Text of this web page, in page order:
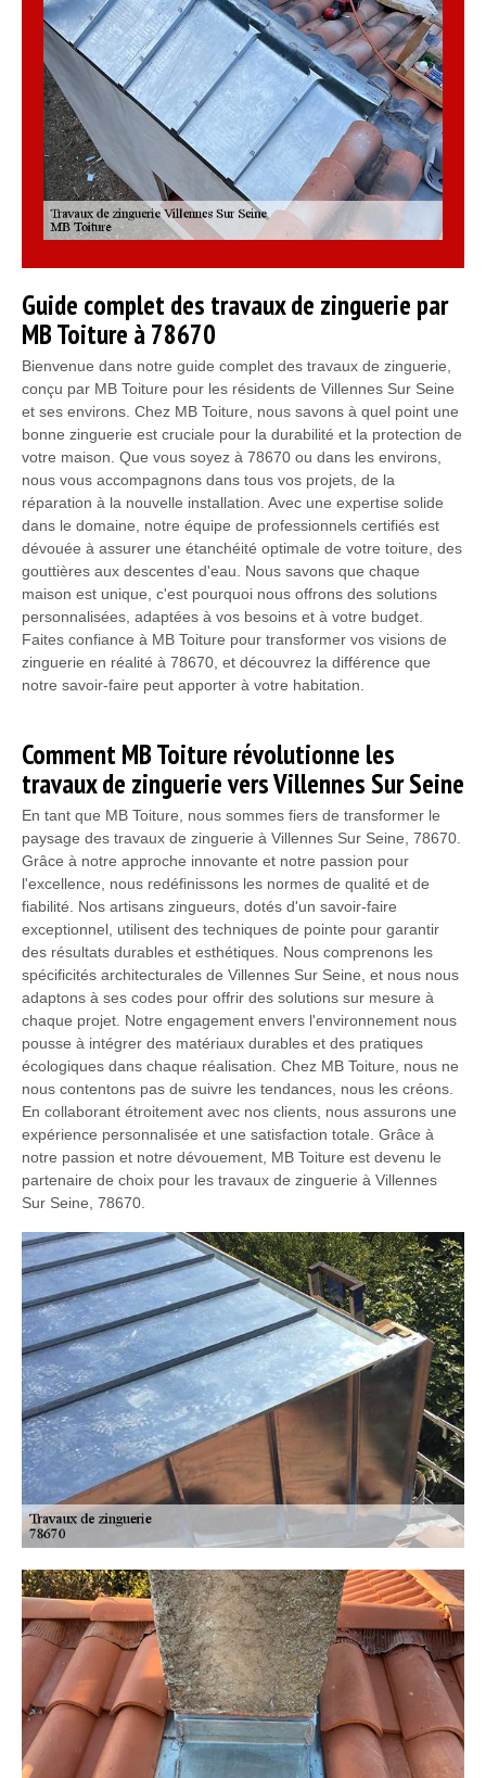
Guide complet des travaux de zinguerie par
MB Toiture à 78670
Bienvenue dans notre guide complet des travaux de zinguerie,
conçu par MB Toiture pour les résidents de Villennes Sur Seine
et ses environs. Chez MB Toiture, nous savons à quel point une
bonne zinguerie est cruciale pour la durabilité et la protection de
votre maison. Que vous soyez à 78670 ou dans les environs,
nous vous accompagnons dans tous vos projets, de la
réparation à la nouvelle installation. Avec une expertise solide
dans le domaine, notre équipe de professionnels certifiés est
dévouée à assurer une étanchéité optimale de votre toiture, des
gouttières aux descentes d'eau. Nous savons que chaque
maison est unique, c'est pourquoi nous offrons des solutions
personnalisées, adaptées à vos besoins et à votre budget.
Faites confiance à MB Toiture pour transformer vos visions de
zinguerie en réalité à 78670, et découvrez la différence que
notre savoir-faire peut apporter à votre habitation.
Comment MB Toiture révolutionne les
travaux de zinguerie vers Villennes Sur Seine
En tant que MB Toiture, nous sommes fiers de transformer le
paysage des travaux de zinguerie à Villennes Sur Seine, 78670.
Grâce à notre approche innovante et notre passion pour
l'excellence, nous redéfinissons les normes de qualité et de
fiabilité. Nos artisans zingueurs, dotés d'un savoir-faire
exceptionnel, utilisent des techniques de pointe pour garantir
des résultats durables et esthétiques. Nous comprenons les
spécificités architecturales de Villennes Sur Seine, et nous nous
adaptons à ses codes pour offrir des solutions sur mesure à
chaque projet. Notre engagement envers l'environnement nous
pousse à intégrer des matériaux durables et des pratiques
écologiques dans chaque réalisation. Chez MB Toiture, nous ne
nous contentons pas de suivre les tendances, nous les créons.
En collaborant étroitement avec nos clients, nous assurons une
expérience personnalisée et une satisfaction totale. Grâce à
notre passion et notre dévouement, MB Toiture est devenu le
partenaire de choix pour les travaux de zinguerie à Villennes
Sur Seine, 78670.